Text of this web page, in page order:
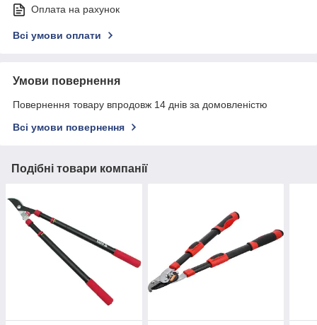
Оплата на рахунок
Всі умови оплати
Умови повернення
Повернення товару впродовж 14 днів за домовленістю
Всі умови повернення
Подібні товари компанії